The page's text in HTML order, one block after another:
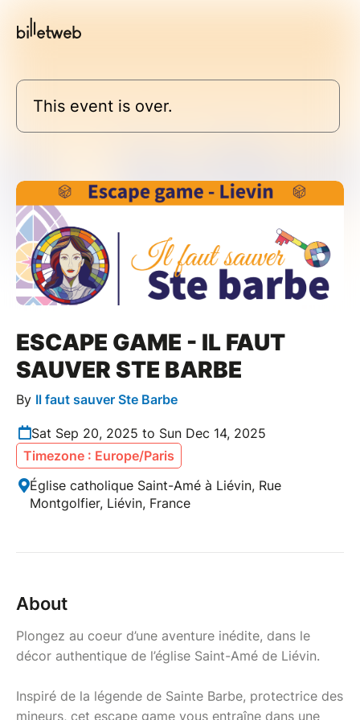
This event is over.
ESCAPE GAME - IL FAUT
SAUVER STE BARBE
By Il faut sauver Ste Barbe
Sat Sep 20, 2025 to Sun Dec 14, 2025
Timezone : Europe/Paris
Église catholique Saint-Amé à Liévin, Rue
Montgolfier, Liévin, France
About
Plongez au coeur d’une aventure inédite, dans le
décor authentique de l’église Saint-Amé de Liévin.
Inspiré de la légende de Sainte Barbe, protectrice des
mineurs, cet escape game vous entraîne dans une